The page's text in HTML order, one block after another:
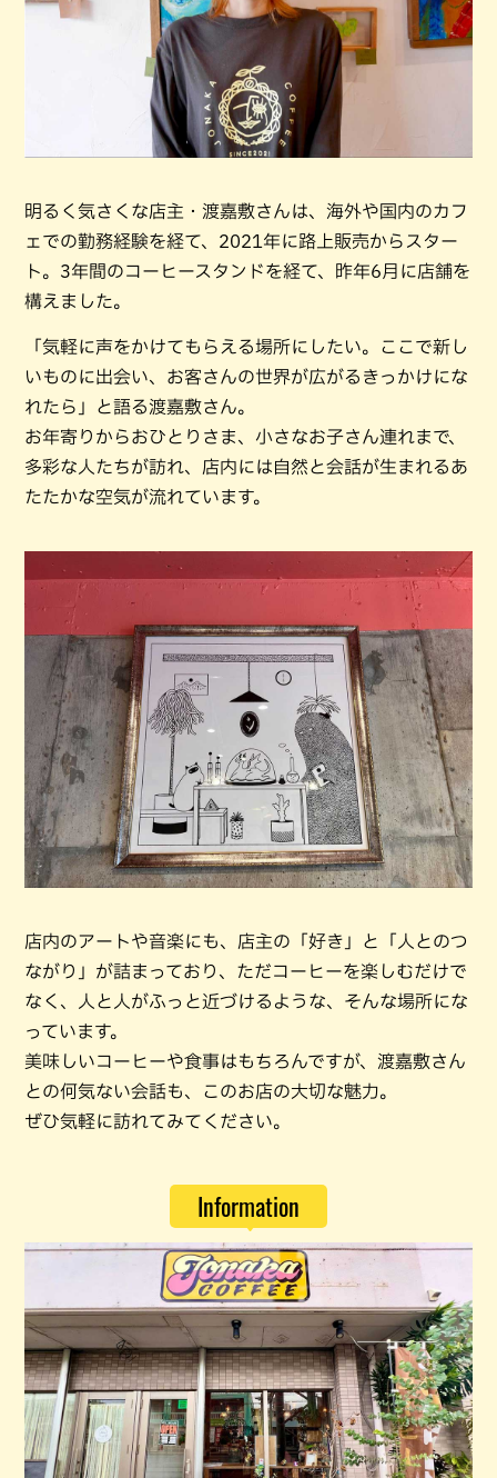
明るく気さくな店主・渡嘉敷さんは、海外や国内のカフ
ェでの勤務経験を経て、2021年に路上販売からスター
ト。3年間のコーヒースタンドを経て、昨年6月に店舗を
構えました。
「気軽に声をかけてもらえる場所にしたい。ここで新し
いものに出会い、お客さんの世界が広がるきっかけにな
れたら」と語る渡嘉敷さん。
お年寄りからおひとりさま、小さなお子さん連れまで、
多彩な人たちが訪れ、店内には自然と会話が生まれるあ
たたかな空気が流れています。
店内のアートや音楽にも、店主の「好き」と「人とのつ
ながり」が詰まっており、ただコーヒーを楽しむだけで
なく、人と人がふっと近づけるような、そんな場所にな
っています。
美味しいコーヒーや食事はもちろんですが、渡嘉敷さん
との何気ない会話も、このお店の大切な魅力。
ぜひ気軽に訪れてみてください。
Information